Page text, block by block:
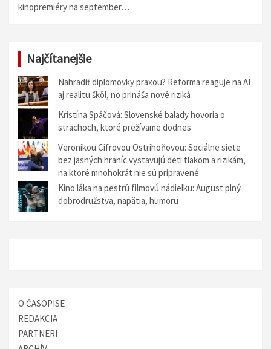
kinopremiéry na september…
Najčítanejšie
Nahradiť diplomovky praxou? Reforma reaguje na AI
aj realitu škôl, no prináša nové riziká
Kristína Spáčová: Slovenské balady hovoria o
strachoch, ktoré prežívame dodnes
Veronikou Cifrovou Ostrihoňovou: Sociálne siete
bez jasných hraníc vystavujú deti tlakom a rizikám,
na ktoré mnohokrát nie sú pripravené
Kino láka na pestrú filmovú nádielku: August plný
dobrodružstva, napätia, humoru
O ČASOPISE
REDAKCIA
PARTNERI